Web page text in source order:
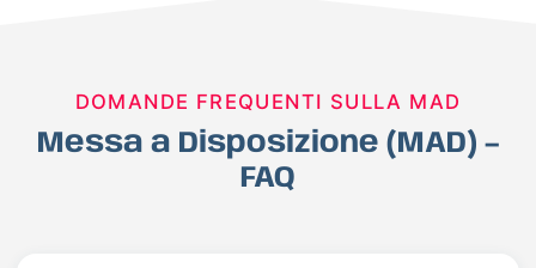
DOMANDE FREQUENTI SULLA MAD
Messa a Disposizione (MAD) –
FAQ